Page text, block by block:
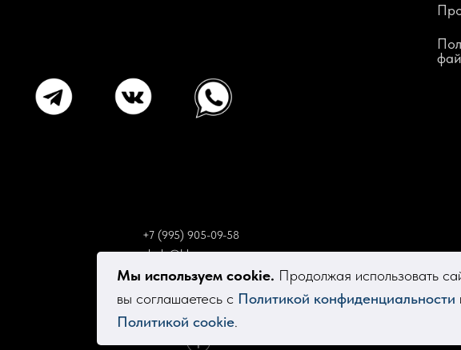
Мы используем cookie. Продолжая использовать
вы соглашаетесь с Политикой конфиденциальности
Политикой cookie.
elsola@bk.ru
+7 (995) 905-09-58